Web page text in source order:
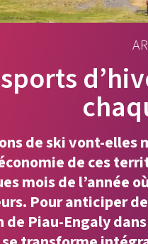
de ski vont-elles
de ces
mois de l’année
Pour anticiper
Piau-Engaly